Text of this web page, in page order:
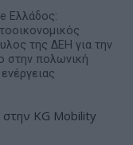
Ελλάδος:
της ΔΕΗ για την
στην πολωνική